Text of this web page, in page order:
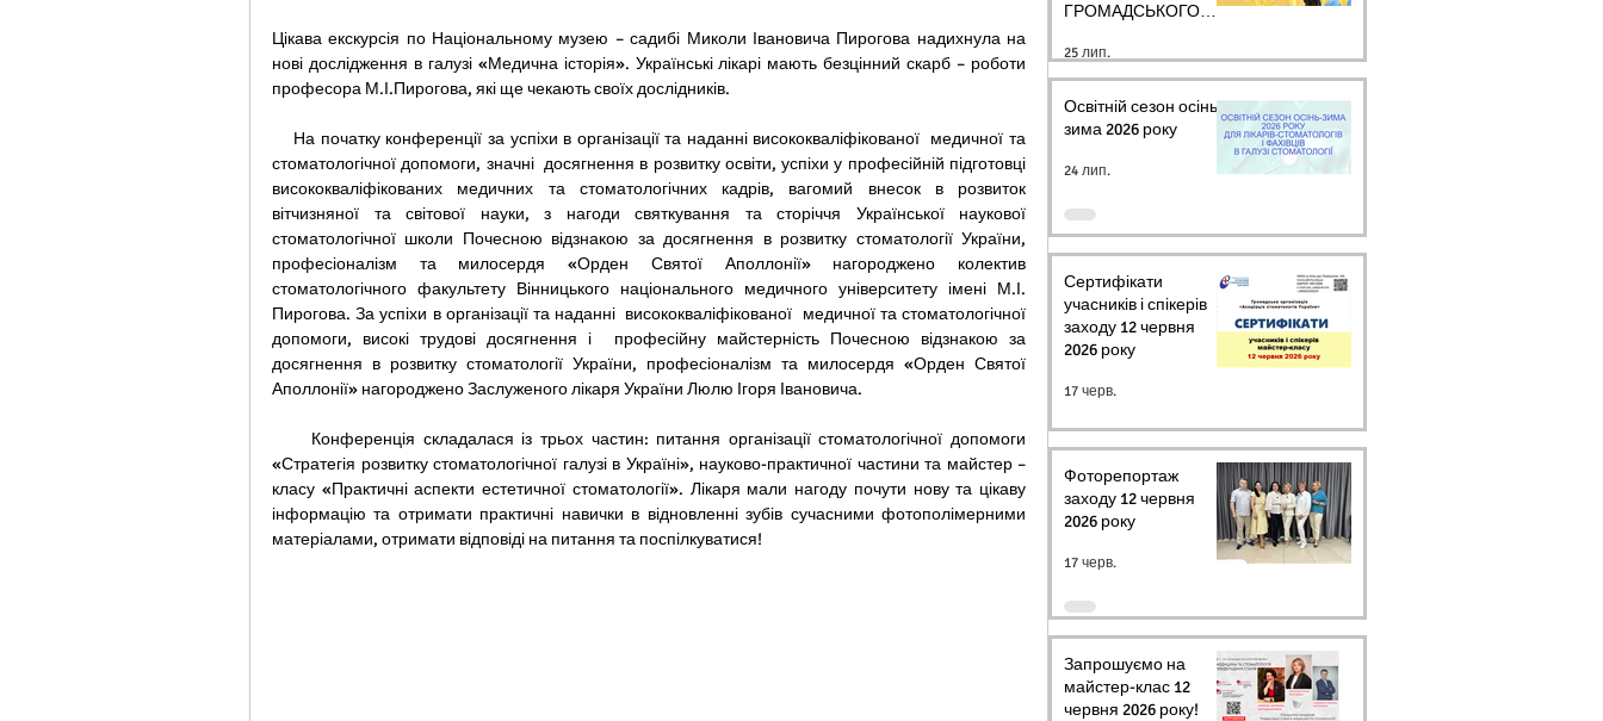
Цікава екскурсія по Національному музею – садибі Миколи Івановича Пирогова надихнула на
нові дослідження в галузі «Медична історія». Українські лікарі мають безцінний скарб – роботи
професора М.І.Пирогова, які ще чекають своїх дослідників.
стоматологічної допомоги, значні  досягнення в розвитку освіти, успіхи у професійній підготовці
висококваліфікованих медичних та стоматологічних кадрів, вагомий внесок в розвиток
вітчизняної та світової науки, з нагоди святкування та сторіччя Української наукової
стоматологічної школи Почесною відзнакою за досягнення в розвитку стоматології України,
професіоналізм та милосердя «Орден Святої Аполлонії» нагороджено колектив
стоматологічного факультету Вінницького національного медичного університету імені М.І.
Пирогова. За успіхи в організації та наданні  висококваліфікованої  медичної та стоматологічної
допомоги, високі трудові досягнення і  професійну майстерність Почесною відзнакою за
досягнення в розвитку стоматології України, професіоналізм та милосердя «Орден Святої
Аполлонії» нагороджено Заслуженого лікаря України Люлю Ігоря Івановича.
«Стратегія розвитку стоматологічної галузі в Україні», науково-практичної частини та майстер –
класу «Практичні аспекти естетичної стоматології». Лікаря мали нагоду почути нову та цікаву
інформацію та отримати практичні навички в відновленні зубів сучасними фотополімерними
матеріалами, отримати відповіді на питання та поспілкуватися!
ГРОМАДСЬКОГО
СТОМАТОЛОГІВ
УКРАЇНИ
25 лип.
Освітній сезон осінь-
зима 2026 року
24 лип.
Сертифікати
учасників і спікерів
заходу 12 червня
2026 року
17 черв.
Фоторепортаж
заходу 12 червня
2026 року
17 черв.
Запрошуємо на
майстер-клас 12
червня 2026 року!